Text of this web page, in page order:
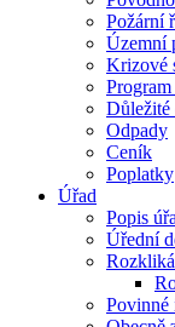
Požární
Územní
Krizové
Důležité
Odpady
Ceník
Poplatky
Úřad
Popis
Úřední
Povinné